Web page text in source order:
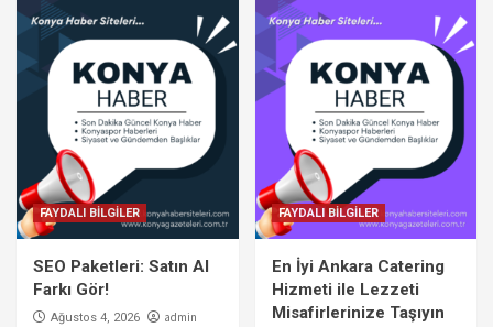
FAYDALI BİLGİLER
SEO Paketleri: Satın Al
Farkı Gör!
Ağustos 4, 2026 admin
FAYDALI BİLGİLER
En İyi Ankara Catering
Hizmeti ile Lezzeti
Misafirlerinize Taşıyın